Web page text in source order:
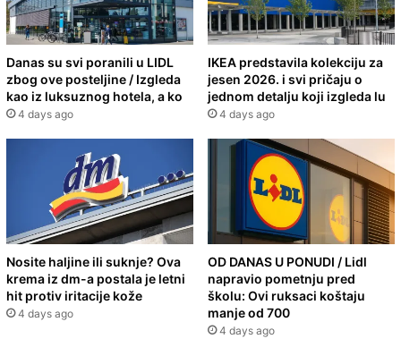
Danas su svi poranili u LIDL
zbog ove posteljine / Izgleda
kao iz luksuznog hotela, a ko
4 days ago
IKEA predstavila kolekciju za
jesen 2026. i svi pričaju o
jednom detalju koji izgleda lu
4 days ago
Nosite haljine ili suknje? Ova
krema iz dm-a postala je letni
hit protiv iritacije kože
4 days ago
OD DANAS U PONUDI / Lidl
napravio pometnju pred
školu: Ovi ruksaci koštaju
manje od 700
4 days ago